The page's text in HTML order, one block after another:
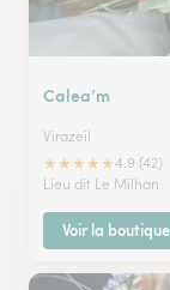
Calea’m
Virazeil
★★★★★4.9 (42)
Lieu dit Le Milhan
Voir la boutique